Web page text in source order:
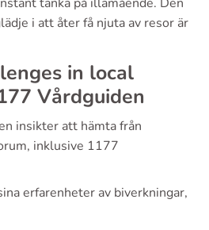
i att åter få njuta av resor är
in local
Vårdguiden
insikter att hämta från
inklusive 1177
erfarenheter av biverkningar,